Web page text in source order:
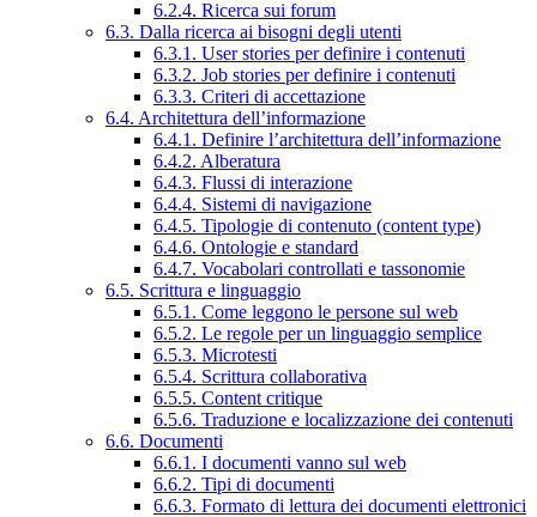
6.2.4. Ricerca sui forum
6.3. Dalla ricerca ai bisogni degli utenti
6.3.1. User stories per definire i contenuti
6.3.2. Job stories per definire i contenuti
6.3.3. Criteri di accettazione
6.4. Architettura dell’informazione
6.4.1. Definire l’architettura dell’informazione
6.4.2. Alberatura
6.4.3. Flussi di interazione
6.4.4. Sistemi di navigazione
6.4.5. Tipologie di contenuto (content type)
6.4.6. Ontologie e standard
6.4.7. Vocabolari controllati e tassonomie
6.5. Scrittura e linguaggio
6.5.1. Come leggono le persone sul web
6.5.2. Le regole per un linguaggio semplice
6.5.3. Microtesti
6.5.4. Scrittura collaborativa
6.5.5. Content critique
6.5.6. Traduzione e localizzazione dei contenuti
6.6. Documenti
6.6.1. I documenti vanno sul web
6.6.2. Tipi di documenti
6.6.3. Formato di lettura dei documenti elettronici